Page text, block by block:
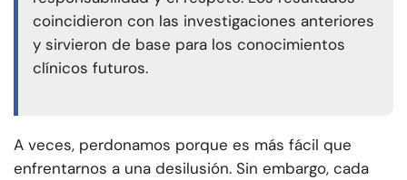
coincidieron con las investigaciones anteriores
y sirvieron de base para los conocimientos
clínicos futuros.
A veces, perdonamos porque es más fácil que
enfrentarnos a una desilusión. Sin embargo, cada